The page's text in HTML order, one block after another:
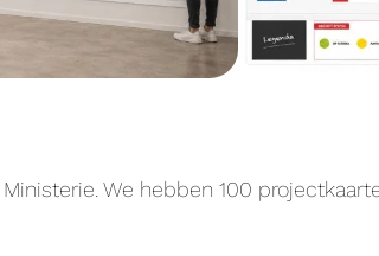
We hebben 100